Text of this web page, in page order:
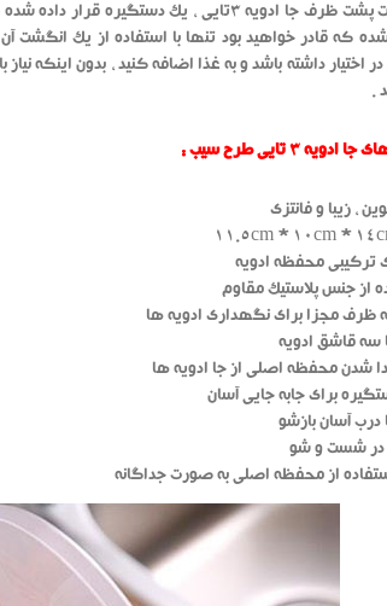
در قسمت پشت ظرف جا ادویه 3تایی ، یک
که قادر خواهید بود تنها با استفاده از یک انگشت
اختیار داشته باشد و به غذا اضافه کنید ، بدون اینکه
.
3 تایی طرح سیب :
، زیبا و فانتزی
ترکیبی محفظه ادویه
از جنس پلاستیک مقاوم
ظرف مجزا برای نگهداری ادویه ها
سه قاشق ادویه
شدن محفظه اصلی از جا ادویه ها
برای جابه جایی آسان
درب آسان بازشو
شست و شو
از محفظه اصلی به صورت جداگانه